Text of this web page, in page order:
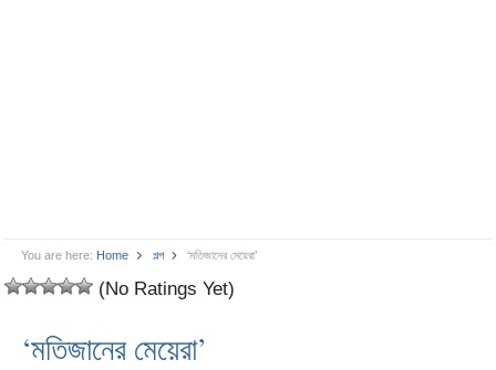
You are here: Home গল্প ‘মতিজানের মেয়েরা’
(No Ratings Yet)
‘মতিজানের মেয়েরা’